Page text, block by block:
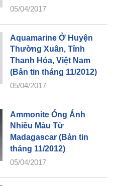
05/04/2017
Aquamarine Ở Huyện
Thường Xuân, Tỉnh
Thanh Hóa, Việt Nam
(Bản tin tháng 11/2012)
05/04/2017
Ammonite Óng Ánh
Nhiều Màu Từ
Madagascar (Bản tin
tháng 11/2012)
05/04/2017